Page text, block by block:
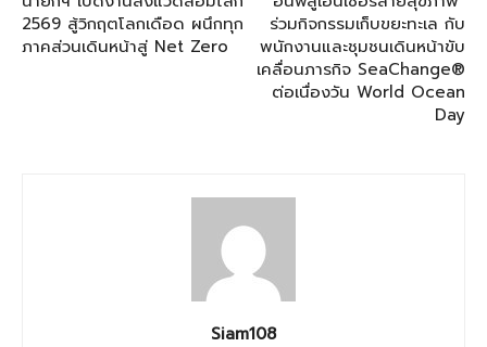
2569 สู้วิกฤตโลกเดือด ผนึกทุก
ภาคส่วนเดินหน้าสู่ Net Zero
ร่วมกิจกรรมเก็บขยะทะเล กับ
พนักงานและชุมชนเดินหน้าขับ
เคลื่อนภารกิจ SeaChange®
ต่อเนื่องวัน World Ocean
Day
Siam108